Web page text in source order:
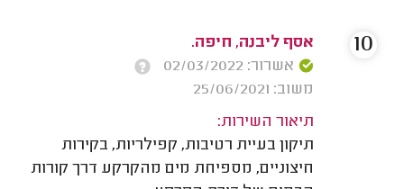
אסף ליבנה, חיפה.
אשרור: 02/03/2022
משוב: 25/06/2021
תיאור השירות:
תיקון בעיית רטיבות, קפילריות, בקירות
חיצוניים, מספיחת מים מהקרקע דרך קורות
10